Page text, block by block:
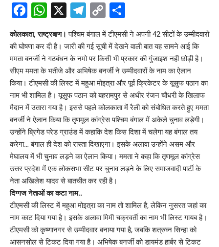
Facebook
WhatsApp
X Telegram
Copy
Link
कोलकाता, राष्ट्रबाण।पश्चिम बंगाल में टीएमसी ने अपनी 42 सीटों के उम्मीदवारों
की घोषणा कर दी है। जारी की गई सूची में देखने वाली बात यह सामने आई कि
ममता बनर्जी ने गठबंधन के नमो पर किसी भी प्रकार की गुंजाइश नही छोड़ी है।
सीएम ममता के भतीजे और अभिषेक बनर्जी ने उम्मीदवारों के नाम का ऐलान
किया। टीएमसी की लिस्ट में महुआ मोइत्रा और पूर्व क्रिकेटर के यूसुफ पठान का
नाम भी शामिल है। यूसुफ पठान को बहरामपुर से अधीर रंजन चौधरी के खिलाफ
मैदान में उतारा गया है। इससे पहले कोलकाता में रैली को संबोधित करते हुए ममता
बनर्जी ने ऐलान किया कि तृणमूल कांग्रेस पश्चिम बंगाल में अकेले चुनाव लड़ेगी।
उन्होंने ब्रिगेड परेड ग्राउंड में कहाकि देश किस दिशा में चलेगा यह बंगाल तय
करेगा… बंगाल ही देश को रास्ता दिखाएगा। इसके अलावा उन्होंने असम और
मेघालय में भी चुनाव लड़ने का ऐलान किया। ममता ने कहा कि तृणमूल कांग्रेस
उत्तर प्रदेश में एक लोकसभा सीट पर चुनाव लड़ने के लिए समाजवादी पार्टी के
नेता अखिलेश यादव से बातचीत कर रही है।
दिग्गज नेताओं का कटा नाम..
टीएमसी की लिस्ट में महुआ मोइत्रा का नाम तो शामिल है, लेकिन नुसरत जहां का
नाम काट दिया गया है। इसके अलावा मिमी चक्रवर्ती का नाम भी लिस्ट गायब है।
टीएमसी को कृष्णानगर से उम्मीदवार बनाया गया है, जबकि शत्रुघ्न सिन्हा को
आसनसोल से टिकट दिया गया है। अभिषेक बनर्जी को डायमंड हार्बर से टिकट